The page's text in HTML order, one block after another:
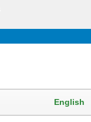
English